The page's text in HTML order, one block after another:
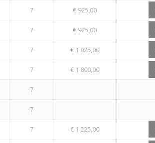
7 € 925,00
7 € 925,00
7 € 1 025,00
7 € 1 800,00
7
7
7 € 1 225,00